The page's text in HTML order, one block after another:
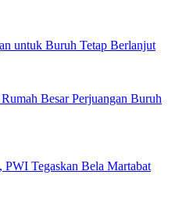
untuk Buruh Tetap Berlanjut
Besar Perjuangan Buruh
Tegaskan Bela Martabat